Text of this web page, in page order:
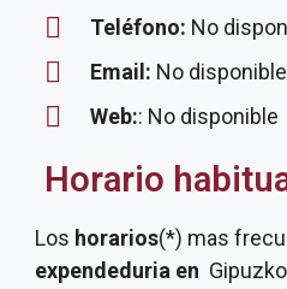
Teléfono: No
Email: No disponible
Web:: No disponible
Horario
Los horarios(*) mas
expendeduria en